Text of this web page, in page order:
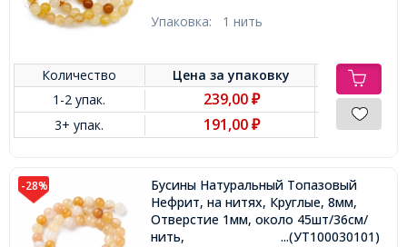
Упаковка: 1 нить
Количество Цена заупаковку
1-2 упак.
239,00 ₽
3+ упак. 191,00 ₽
-28%
Бусины Натуральный Топазовый
Нефрит, на нитях, Круглые, 8мм,
Отверстие 1мм, около 45шт/36см/
нить,
...(УТ100030101)